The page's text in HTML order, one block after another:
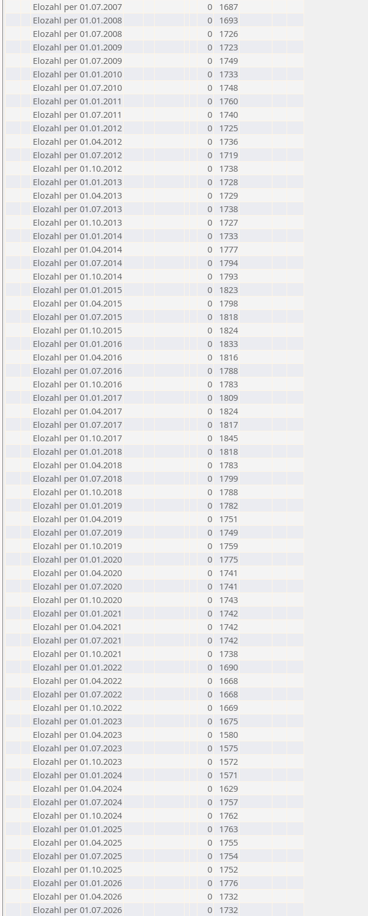
Elozahl per 01.07.2007
0
1687
Elozahl per 01.01.2008
0
1693
Elozahl per 01.07.2008
0
1726
Elozahl per 01.01.2009
0
1723
Elozahl per 01.07.2009
0
1749
Elozahl per 01.01.2010
0
1733
Elozahl per 01.07.2010
0
1748
Elozahl per 01.01.2011
0
1760
Elozahl per 01.07.2011
0
1740
Elozahl per 01.01.2012
0
1725
Elozahl per 01.04.2012
0
1736
Elozahl per 01.07.2012
0
1719
Elozahl per 01.10.2012
0
1738
Elozahl per 01.01.2013
0
1728
Elozahl per 01.04.2013
0
1729
Elozahl per 01.07.2013
0
1738
Elozahl per 01.10.2013
0
1727
Elozahl per 01.01.2014
0
1733
Elozahl per 01.04.2014
0
1777
Elozahl per 01.07.2014
0
1794
Elozahl per 01.10.2014
0
1793
Elozahl per 01.01.2015
0
1823
Elozahl per 01.04.2015
0
1798
Elozahl per 01.07.2015
0
1818
Elozahl per 01.10.2015
0
1824
Elozahl per 01.01.2016
0
1833
Elozahl per 01.04.2016
0
1816
Elozahl per 01.07.2016
0
1788
Elozahl per 01.10.2016
0
1783
Elozahl per 01.01.2017
0
1809
Elozahl per 01.04.2017
0
1824
Elozahl per 01.07.2017
0
1817
Elozahl per 01.10.2017
0
1845
Elozahl per 01.01.2018
0
1818
Elozahl per 01.04.2018
0
1783
Elozahl per 01.07.2018
0
1799
Elozahl per 01.10.2018
0
1788
Elozahl per 01.01.2019
0
1782
Elozahl per 01.04.2019
0
1751
Elozahl per 01.07.2019
0
1749
Elozahl per 01.10.2019
0
1759
Elozahl per 01.01.2020
0
1775
Elozahl per 01.04.2020
0
1741
Elozahl per 01.07.2020
0
1741
Elozahl per 01.10.2020
0
1743
Elozahl per 01.01.2021
0
1742
Elozahl per 01.04.2021
0
1742
Elozahl per 01.07.2021
0
1742
Elozahl per 01.10.2021
0
1738
Elozahl per 01.01.2022
0
1690
Elozahl per 01.04.2022
0
1668
Elozahl per 01.07.2022
0
1668
Elozahl per 01.10.2022
0
1669
Elozahl per 01.01.2023
0
1675
Elozahl per 01.04.2023
0
1580
Elozahl per 01.07.2023
0
1575
Elozahl per 01.10.2023
0
1572
Elozahl per 01.01.2024
0
1571
Elozahl per 01.04.2024
0
1629
Elozahl per 01.07.2024
0
1757
Elozahl per 01.10.2024
0
1762
Elozahl per 01.01.2025
0
1763
Elozahl per 01.04.2025
0
1755
Elozahl per 01.07.2025
0
1754
Elozahl per 01.10.2025
0
1752
Elozahl per 01.01.2026
0
1776
Elozahl per 01.04.2026
0
1732
Elozahl per 01.07.2026
0 1732